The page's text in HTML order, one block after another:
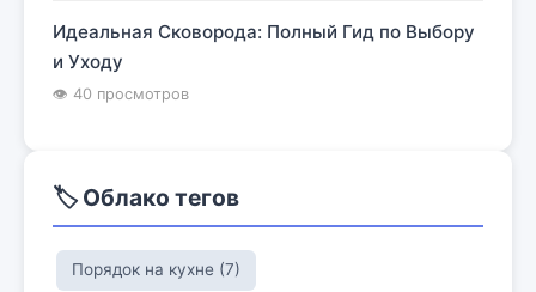
Идеальная Сковорода: Полный Гид по Выбору
и Уходу
👁 40 просмотров
🏷️ Облако тегов
Порядок на кухне (7)